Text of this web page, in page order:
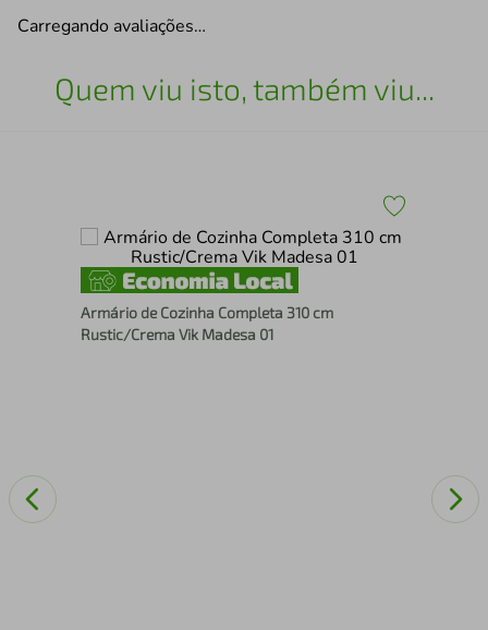
Carregando avaliações…
Quem viu isto, também viu...
Armário de Cozinha Completa 310 cm
Rustic/Crema Vik Madesa 01